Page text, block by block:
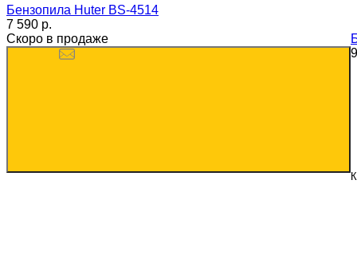
Бензопила Huter BS-4514
7 590 p.
Скоро в продаже